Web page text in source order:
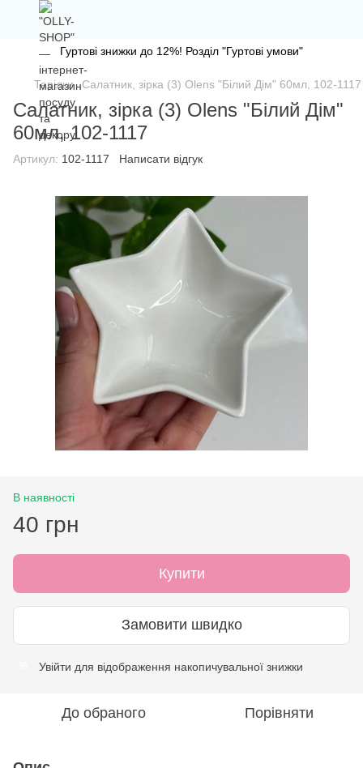
Гуртові знижки до 12%! Розділ "Гуртові умови"
Тарілки Салатник, зірка (3) Olens "Білий Дім" 60мл, 102-1117
Салатник, зірка (3) Olens "Білий Дім"
60мл, 102-1117
Артикул: 102-1117 Написати відгук
В наявності
40 грн
Купити
Замовити швидко
Увійти для відображення накопичувальної знижки
До обраного Порівняти